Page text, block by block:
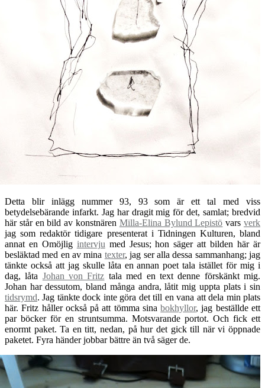
Detta blir inlägg nummer 93, 93 som är ett tal med viss
betydelsebärande infarkt. Jag har dragit mig för det, samlat; bredvid
här står en bild av konstnären Milla-Elina Bylund Lepistö varsverk
jag som redaktör tidigare presenterat i Tidningen Kulturen, bland
annat en Omöjlig intervju med Jesus; hon säger att bilden här är
besläktad med en av mina texter, jag ser alla dessa sammanhang; jag
tänkte också att jag skulle låta en annan poet tala istället för mig i
dag, låta Johan von Fritz tala med en text denne förskänkt mig.
Johan har dessutom, bland många andra, låtit mig uppta plats i sin
tidsrymd. Jag tänkte dock inte göra det till en vana att dela min plats
här. Fritz håller också på att tömma sinabokhyllor, jag beställde ett
par böcker för en struntsumma. Motsvarande portot. Och fick ett
enormt paket. Ta en titt, nedan, på hur det gick till när vi öppnade
paketet. Fyra händer jobbar bättre än två säger de.